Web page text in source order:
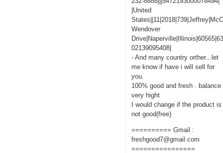
|United
Wendover
02139095408|
- And many country orther...let
me know if have i will sell for
you.
100% good and fresh . balance
very hight
I would change if the product is
not good(free)
========== Gmail :
freshgood7@gmail.com
================